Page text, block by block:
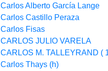
Carlos Alberto García Lange
Carlos Castillo Peraza
Carlos Fisas
CARLOS JULIO VARELA
CARLOS M. TALLEYRAND (
Carlos Thays (h)